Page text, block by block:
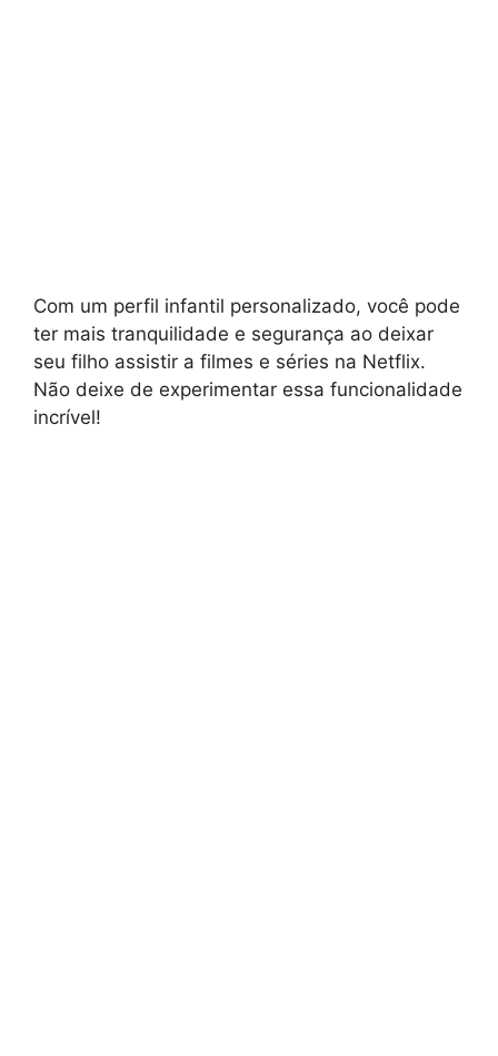
Com um perfil infantil personalizado, você pode
ter mais tranquilidade e segurança ao deixar
seu filho assistir a filmes e séries na Netflix.
Não deixe de experimentar essa funcionalidade
incrível!